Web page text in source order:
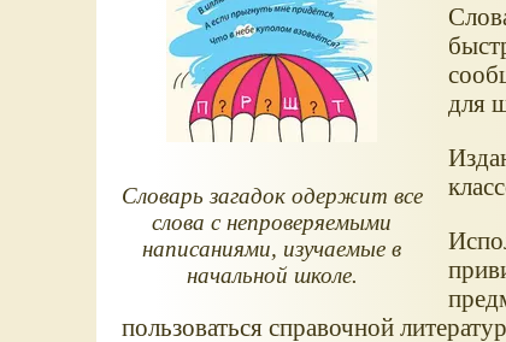
Словарь загадок одержит все
слова с непроверяемыми
написаниями, изучаемые в
начальной школе.
для
пользоваться справочной